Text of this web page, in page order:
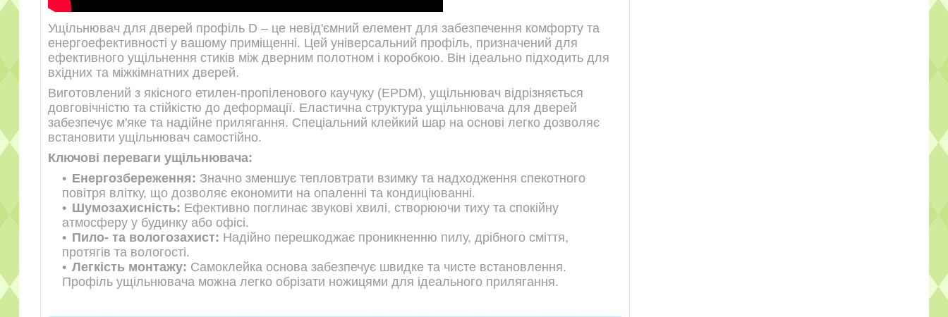
Ущільнювач для дверей профіль D – це невід'ємний елемент для забезпечення комфорту та
енергоефективності у вашому приміщенні. Цей універсальний профіль, призначений для
ефективного ущільнення стиків між дверним полотном і коробкою. Він ідеально підходить для
вхідних та міжкімнатних дверей.
Виготовлений з якісного етилен-пропіленового каучуку (EPDM), ущільнювач відрізняється
довговічністю та стійкістю до деформації. Еластична структура ущільнювача для дверей
забезпечує м'яке та надійне прилягання. Спеціальний клейкий шар на основі легко дозволяє
встановити ущільнювач самостійно.
Ключові переваги ущільнювача:
Енергозбереження: Значно зменшує тепловтрати взимку та надходження спекотного
повітря влітку, що дозволяє економити на опаленні та кондиціюванні.
Шумозахисність: Ефективно поглинає звукові хвилі, створюючи тиху та спокійну
атмосферу у будинку або офісі.
Пило- та вологозахист: Надійно перешкоджає проникненню пилу, дрібного сміття,
протягів та вологості.
Легкість монтажу: Самоклейка основа забезпечує швидке та чисте встановлення.
Профіль ущільнювача можна легко обрізати ножицями для ідеального прилягання.